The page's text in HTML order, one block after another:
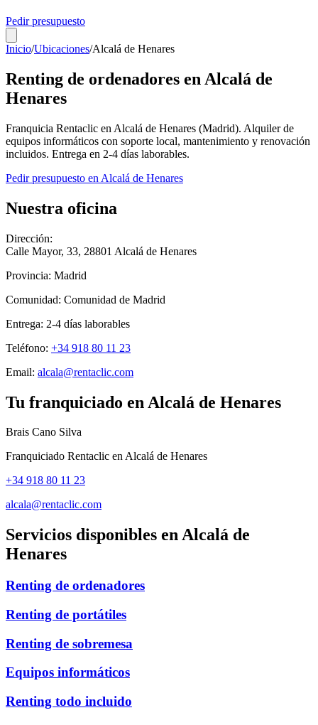
Pedir presupuesto
Inicio/Ubicaciones/Alcalá de Henares
Renting de ordenadores en Alcalá de
Henares
Franquicia Rentaclic en Alcalá de Henares (Madrid). Alquiler de
equipos informáticos con soporte local, mantenimiento y renovación
incluidos. Entrega en 2-4 días laborables.
Pedir presupuesto en Alcalá de Henares
Nuestra oficina
Dirección:
Calle Mayor, 33, 28801 Alcalá de Henares
Provincia: Madrid
Comunidad: Comunidad de Madrid
Entrega: 2-4 días laborables
Teléfono: +34 918 80 11 23
Email: alcala@rentaclic.com
Tu franquiciado en Alcalá de Henares
Brais Cano Silva
Franquiciado Rentaclic enAlcalá de Henares
+34 918 80 11 23
alcala@rentaclic.com
Servicios disponibles enAlcalá de
Henares
Renting de ordenadores
Renting de portátiles
Renting de sobremesa
Equipos informáticos
Renting todo incluido